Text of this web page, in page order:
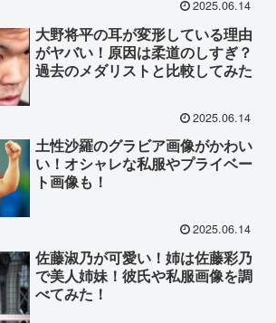
2025.06.14
大野将平の耳が変形している理由
がヤバい！原因は柔道のしすぎ？
過去のメダリストと比較してみた
2025.06.14
土性沙羅のグラビア画像がかわい
い！オシャレな私服やプライベー
ト画像も！
2025.06.14
佐藤淑乃が可愛い！姉は佐藤彩乃
で美人姉妹！彼氏や私服画像を調
べてみた！